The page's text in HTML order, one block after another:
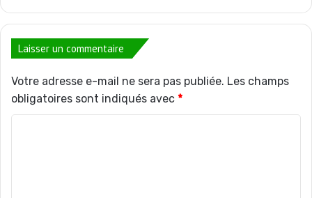
Laisser un commentaire
Votre adresse e-mail ne sera pas publiée. Les champs
obligatoires sont indiqués avec *